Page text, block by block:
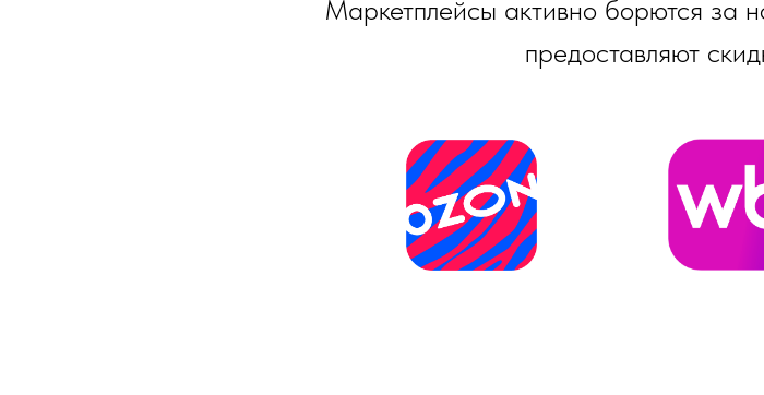
Маркетплейсы активно борются за
предоставляют